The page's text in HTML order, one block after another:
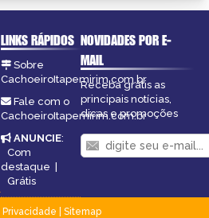
LINKS RÁPIDOS
Sobre
CachoeiroItapemirim.com.br
Fale com o
CachoeiroItapemirim.com.br
ANUNCIE:
Com
destaque |
Grátis
NOVIDADES POR E-
MAIL
Receba grátis as
principais notícias,
dicas e promoções
Privacidade
Sitemap